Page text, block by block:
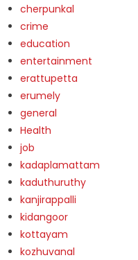
cherpunkal
crime
education
entertainment
erattupetta
erumely
general
Health
job
kadaplamattam
kaduthuruthy
kanjirappalli
kidangoor
kottayam
kozhuvanal